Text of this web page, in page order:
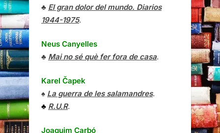
♣ El gran dolor del mundo. Diarios
1944-1975.
Neus Canyelles
♣ Mai no sé què fer fora de casa.
Karel Čapek
♠ La guerra de les salamandres.
♣ R.U.R.
Joaquim Carbó